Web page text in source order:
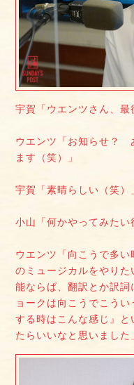
宇賀「ウエンツさん、最
ウエンツ「お知らせ？
ます（笑）」
宇賀「素晴らしい（笑）
小山「何かやってみたい
ウエンツ「向こうで多
のミュージカルをやり
能ならば、翻訳とか訳
ョークは向こうでこう
する時はこんな感じ』と
たらいいなと思いました